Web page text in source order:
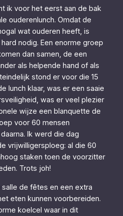
ik voor het eerst aan de bak
ouderenlunch. Omdat de
wat ouderen heeft, is
nodig. Een enorme groep
dan samen, de een
als helpende hand of als
stond er voor die 15
lunch klaar, was er een saaie
was er veel plezier
wijze een blanquette de
voor 60 mensen
Ik werd die dag
vrijwilligersploeg: al die 60
staken toen de voorzitter
Trots joh!
de fêtes en een extra
eten kunnen voorbereiden.
koelcel waar in dit